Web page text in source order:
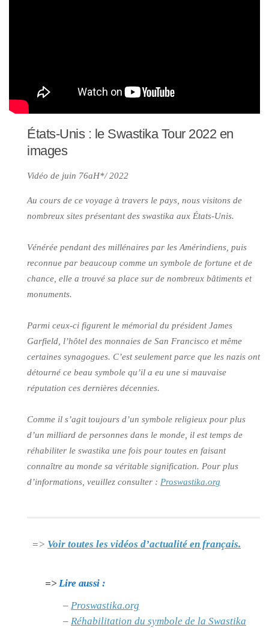
États-Unis : le Swastika Tour 2022 en
images
Vidéo de juin 76aH*/ 2022
Au cours de ce voyage à travers le pays, nous visitons de
nombreux sites présentant des swastika aux États-Unis.
Vénérée pendant des millénaires par les Amérindiens, puis
reconnue par beaucoup comme un symbole de fortune et de
chance, elle a trouvé sa place sur de nombreux bâtiments et
monuments.
Parmi ceux-ci figurent le mémorial du président James
Garfield, l’hôtel des monnaies de San Francisco et même
certaines synagogues. C’est seulement parce que les nazis ont
détourné ce beau symbole qu’il a eu une si mauvaise
réputation ces dernières décennies.
Comme il s’agit toujours d’un symbole religieux pour plus
d’un milliard de personnes dans le monde, il est temps de
réhabiliter le swastika une fois pour toutes en faisant
connaître au monde sa véritable signification. Pour plus
d’informations, veuillez consulter : Proswastika.org
=> Voir toutes les vidéos d’actualité en français.
=>Lire aussi :
– Proswastika.org
– Réhabilitation du symbole de la Swastika